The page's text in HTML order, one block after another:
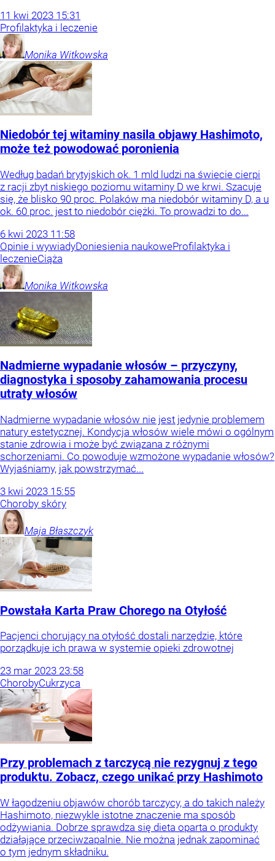
11 kwi 2023 15:31
Profilaktyka i leczenie
Monika Witkowska
Niedobór tej witaminy nasila objawy Hashimoto,
może też powodować poronienia
Według badań brytyjskich ok. 1 mld ludzi na świecie cierpi
z racji zbyt niskiego poziomu witaminy D we krwi. Szacuje
się, że blisko 90 proc. Polaków ma niedobór witaminy D, a u
ok. 60 proc. jest to niedobór ciężki. To prowadzi to do...
6 kwi 2023 11:58
Opinie i wywiadyDoniesienia naukoweProfilaktyka i
leczenieCiąża
Monika Witkowska
Nadmierne wypadanie włosów – przyczyny,
diagnostyka i sposoby zahamowania procesu
utraty włosów
Nadmierne wypadanie włosów nie jest jedynie problemem
natury estetycznej. Kondycja włosów wiele mówi o ogólnym
stanie zdrowia i może być związana z różnymi
schorzeniami. Co powoduje wzmożone wypadanie włosów?
Wyjaśniamy, jak powstrzymać...
3 kwi 2023 15:55
Choroby skóry
Maja Błaszczyk
Powstała Karta Praw Chorego na Otyłość
Pacjenci chorujący na otyłość dostali narzędzie, które
porządkuje ich prawa w systemie opieki zdrowotnej
23 mar 2023 23:58
ChorobyCukrzyca
Przy problemach z tarczycą nie rezygnuj z tego
produktu. Zobacz, czego unikać przy Hashimoto
W łagodzeniu objawów chorób tarczycy, a do takich należy
Hashimoto, niezwykle istotne znaczenie ma sposób
odżywiania. Dobrze sprawdza się dieta oparta o produkty
działające przeciwzapalnie. Nie można jednak zapominać
o tym jednym składniku.